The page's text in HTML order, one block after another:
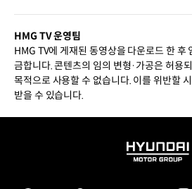
HMG TV 운영팀
HMG TV에 게재된 동영상을 다운로드 한 후
금합니다. 콘텐츠의 임의 변형·가공은 허용
목적으로 사용할 수 없습니다. 이를 위반할
받을 수 있습니다.
HYUNDAI